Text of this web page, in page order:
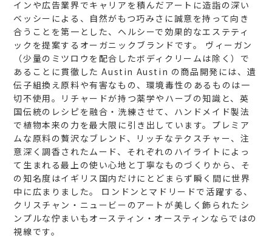
インや広告業界でキャリアを積んだアートに造詣の深い
ベッシーによる、自然がもつ巧みさに誠意を持って向き
合うことを第一とした、ヘルシーで効果的なエステティ
ックを提案するオーガニックブランドです。
ヴィーガン
（少量のミツロウを配合したボディクリームは除く）で
あることに貫徹した Austin Austin の商品開発には、遺
伝子組換え原料や有害なもの、環境毒性のあるものは一
切不使用。リチャードが持つ薬学やハーブの知識と、英
国伝統のレシピを融合・洗練させて、ハンドメイド製法
で植物本来の力を最大限に引き出しています。プレミア
ムな原料の贅沢なブレンド、リッチなテクスチャー、注
意深く調香されたムード、それぞれのハイライトによっ
て生まれる最上の使い心地と丁寧なものづくりから、そ
の知名度はイギリス国内だけにとどまらず瞬く間に世界
中に広まりました。
ロンドンとマドリードで活躍する、
クリスチャン・ニュービーのアートが美しく飾られたシ
ンプルな佇まいもオースティン・オースティンならではの
視線です。